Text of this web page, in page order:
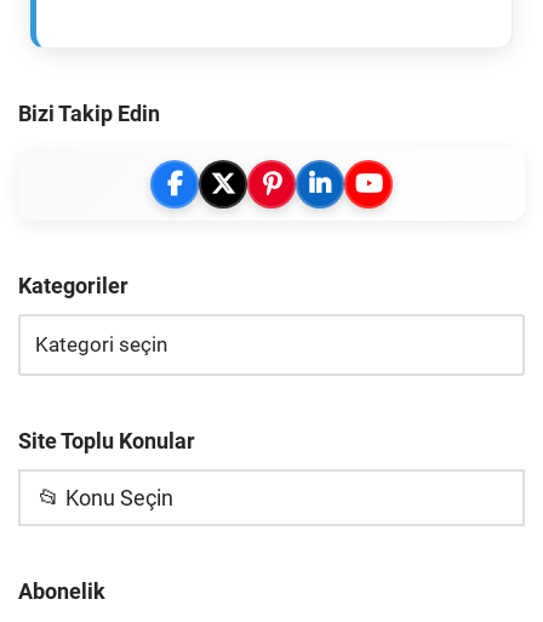
Bizi Takip Edin
Kategoriler
Site Toplu Konular
📂 Konu Seçin
Abonelik